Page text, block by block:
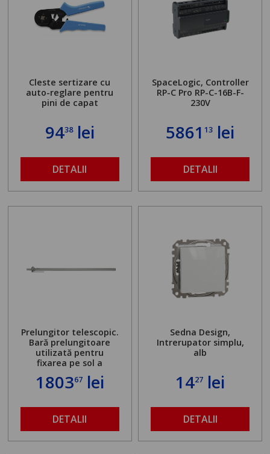
Cleste sertizare cu
auto-reglare pentru
pini de capat
9438lei
DETALII
SpaceLogic, Controller
RP-C Pro RP-C-16B-F-
230V
586113 lei
DETALII
Prelungitor telescopic.
Bară prelungitoare
utilizată pentru
fixarea pe sol a
standului mașinii de
găurit în locul
maximă admisă de 500
kg și înălțime reglabilă
de la 1,8 la 2,9 m
180367lei
DETALII
Sedna Design,
Intrerupator simplu,
alb
1427 lei
DETALII